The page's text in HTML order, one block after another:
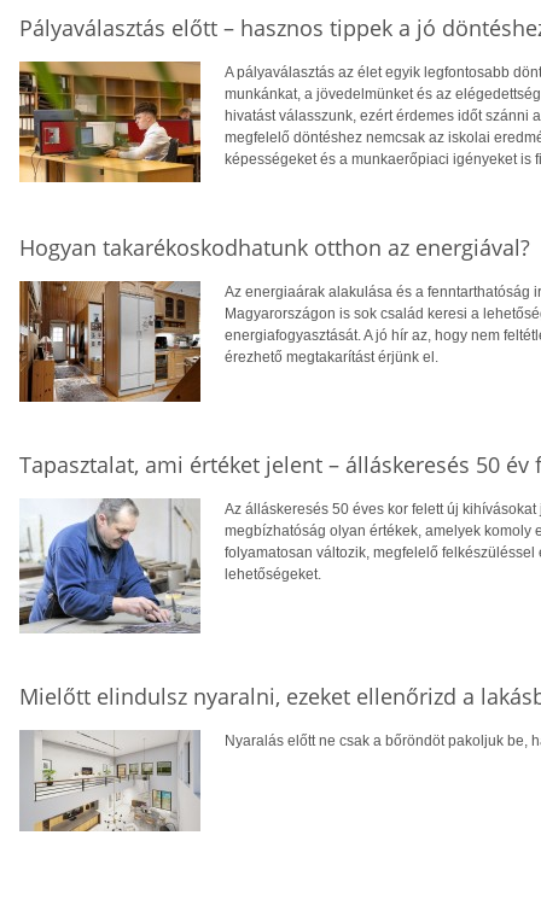
Pályaválasztás előtt – hasznos tippek a jó
A pályaválasztás az élet egyik legfontosabb
munkánkat, a jövedelmünket és az
hivatást válasszunk, ezért érdemes időt szánni
megfelelő döntéshez nemcsak az iskolai
képességeket és a munkaerőpiaci igényeket is
Hogyan takarékoskodhatunk otthon az energiával?
Az energiaárak alakulása és a fenntarthatóság
Magyarországon is sok család keresi a
energiafogyasztását. A jó hír az, hogy nem
érezhető megtakarítást érjünk el.
Tapasztalat, ami értéket jelent – álláskeresés 50 év
Az álláskeresés 50 éves kor felett új
megbízhatóság olyan értékek, amelyek komoly
folyamatosan változik, megfelelő
lehetőségeket.
Mielőtt elindulsz nyaralni, ezeket ellenőrizd a
Nyaralás előtt ne csak a bőröndöt pakoljuk be,